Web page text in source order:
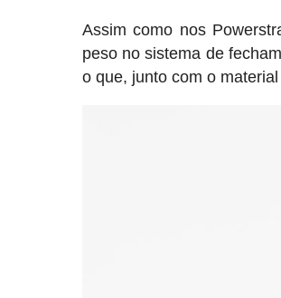
Assim como nos
peso no sistema de
o que, junto com o